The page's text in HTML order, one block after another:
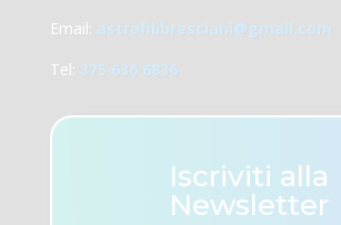
Email: astrofilibresciani@gmail.com
Tel: 375 636 6836
Iscriviti alla
Newsletter